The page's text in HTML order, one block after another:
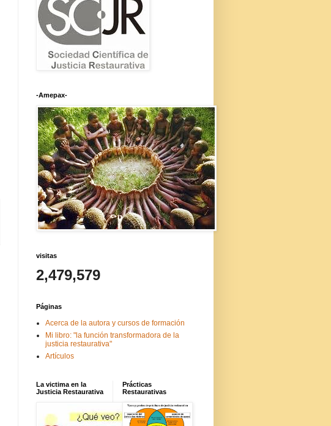
-Amepax-
visitas
2,479,579
Páginas
Acerca de la autora y cursos de formación
Mi libro: "la función transformadora de la
justicia restaurativa"
Artículos
La victima en la
Justicia Restaurativa
Prácticas
Restaurativas